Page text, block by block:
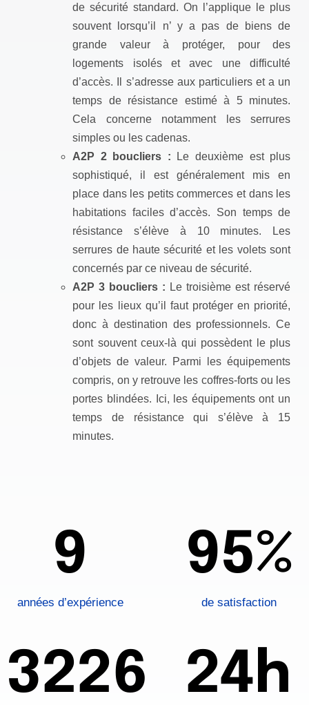
de sécurité standard. On l’applique le plus
souvent lorsqu’il n’ y a pas de biens de
grande valeur à protéger, pour des
logements isolés et avec une difficulté
d’accès. Il s’adresse aux particuliers et a un
temps de résistance estimé à 5 minutes.
Cela concerne notamment les serrures
simples ou les cadenas.
A2P 2 boucliers : Le deuxième est plus
sophistiqué, il est généralement mis en
place dans les petits commerces et dans les
habitations faciles d’accès. Son temps de
résistance s’élève à 10 minutes. Les
serrures de haute sécurité et les volets sont
concernés par ce niveau de sécurité.
A2P 3 boucliers : Le troisième est réservé
pour les lieux qu’il faut protéger en priorité,
donc à destination des professionnels. Ce
sont souvent ceux-là qui possèdent le plus
d’objets de valeur. Parmi les équipements
compris, on y retrouve les coffres-forts ou les
portes blindées. Ici, les équipements ont un
temps de résistance qui s’élève à 15
minutes.
9
années d’expérience
95%
de satisfaction
3226 24h